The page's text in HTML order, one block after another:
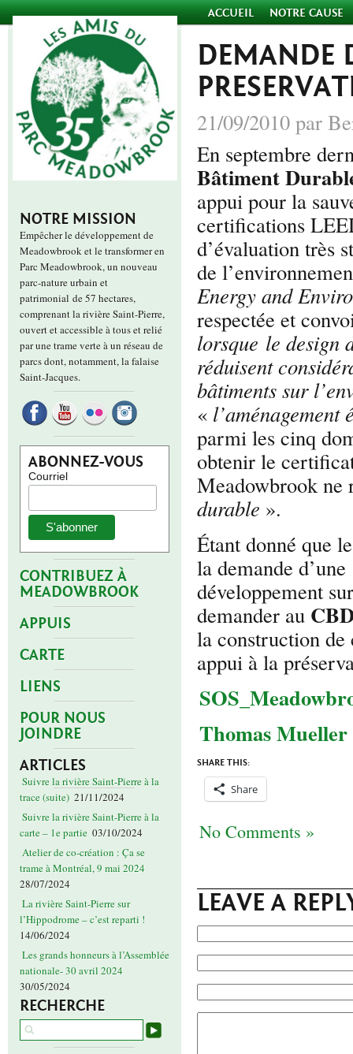
ACCUEIL NOTRE CAUSE
NOTRE MISSION
Empêcher le développement de
Meadowbrook et le transformer en
Parc Meadowbrook, un nouveau
parc-nature urbain et
patrimonial de 57 hectares,
comprenant la rivière Saint-Pierre,
ouvert et accessible à tous et relié
par une trame verte à un réseau de
parcs dont, notamment, la falaise
Saint-Jacques.
ABONNEZ-VOUS
Courriel
CONTRIBUEZ À
MEADOWBROOK
APPUIS
CARTE
LIENS
POUR NOUS
JOINDRE
ARTICLES
Suivre la rivière Saint-Pierre à la
trace (suite) 21/11/2024
Suivre la rivière Saint-Pierre à la
carte – 1e partie 03/10/2024
Atelier de co-création : Ça se
trame à Montréal, 9 mai 2024
28/07/2024
La rivière Saint-Pierre sur
l’Hippodrome – c’est reparti !
14/06/2024
Les grands honneurs à l’Assemblée
nationale- 30 avril 2024
30/05/2024
RECHERCHE
DEMANDE
21/09/2010 par
En septembre
Bâtiment
appui pour la
certifications
d’évaluation très
de
Energy and
respectée et
lorsque le design
réduisent
bâtiments sur
« l’aménagement
parmi les cinq
obtenir le
Meadowbrook ne
durable ».
Étant donné que
la demande
développement
demander au
la construction de
appui à la
Thomas
SHARE THIS:
Share
No Comments »
LEAVE A